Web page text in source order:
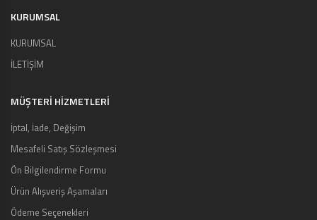
KURUMSAL
KURUMSAL
İLETİŞİM
MÜŞTERI HIZMETLERI
İptal, İade, Değişim
Mesafeli Satış Sözleşmesi
Ön Bilgilendirme Formu
Ürün Alışveriş Aşamaları
Ödeme Seçenekleri